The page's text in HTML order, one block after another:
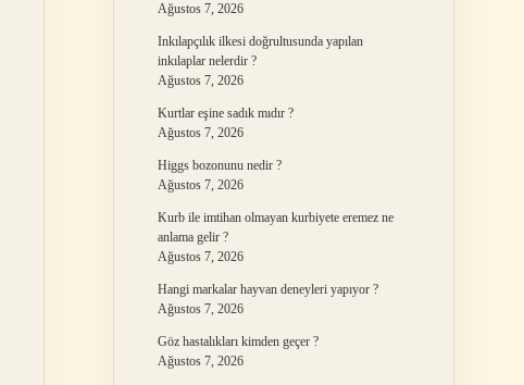
Ağustos 7, 2026
Inkılapçılık ilkesi doğrultusunda yapılan
inkılaplar nelerdir ?
Ağustos 7, 2026
Kurtlar eşine sadık mıdır ?
Ağustos 7, 2026
Higgs bozonunu nedir ?
Ağustos 7, 2026
Kurb ile imtihan olmayan kurbiyete eremez ne
anlama gelir ?
Ağustos 7, 2026
Hangi markalar hayvan deneyleri yapıyor ?
Ağustos 7, 2026
Göz hastalıkları kimden geçer ?
Ağustos 7, 2026